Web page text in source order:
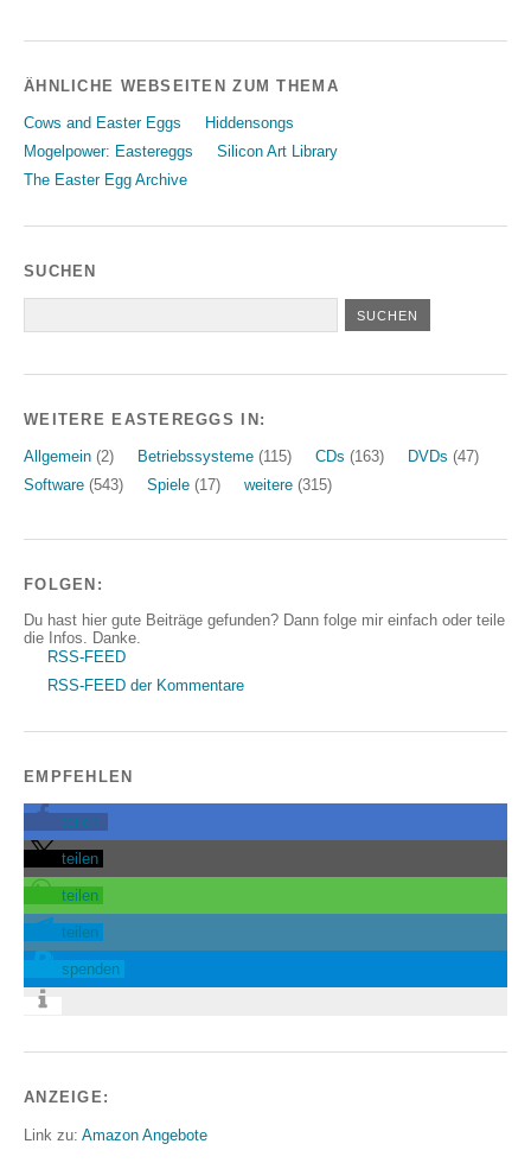
ÄHNLICHE WEBSEITEN ZUM THEMA
Cows and Easter Eggs
Hiddensongs
Mogelpower: Eastereggs
Silicon Art Library
The Easter Egg Archive
SUCHEN
WEITERE EASTEREGGS IN:
Allgemein (2) Betriebssysteme (115) CDs (163) DVDs (47)
Software (543) Spiele (17) weitere (315)
FOLGEN:
Du hast hier gute Beiträge gefunden? Dann folge mir einfach oder teile
die Infos. Danke.
RSS-FEED
RSS-FEED der Kommentare
EMPFEHLEN
teilen
teilen
teilen
teilen
spenden
ANZEIGE:
Link zu: Amazon Angebote